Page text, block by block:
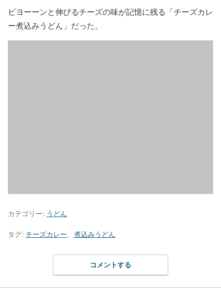
ビヨーーンと伸びるチーズの味が記憶に残る「チーズカレ
ー煮込みうどん」だった。
カテゴリー: うどん
タグ: チーズカレー 煮込みうどん
コメントする